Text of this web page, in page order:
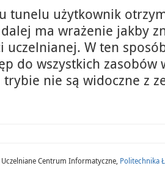
tunelu użytkownik
ma wrażenie jakby
uczelnianej. W ten
do wszystkich
nie są widoczne z
Centrum Informatyczne, Politechnika